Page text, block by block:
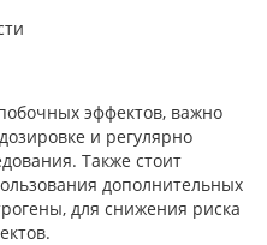
эффектов, важно
и регулярно
Также стоит
дополнительных
для снижения риска